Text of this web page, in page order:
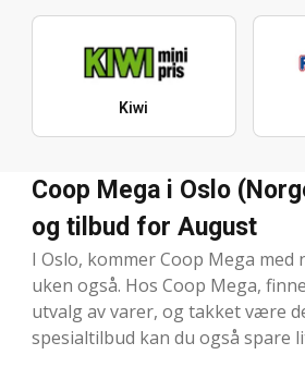
Kiwi
Coop Mega i Oslo
og tilbud for August
I Oslo, kommer Coop Mega med
uken også. Hos Coop Mega,
utvalg av varer, og takket være
spesialtilbud kan du også spare